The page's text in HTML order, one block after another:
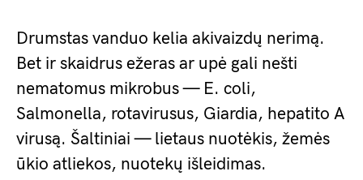
Drumstas vanduo kelia akivaizdų nerimą.
Bet ir skaidrus ežeras ar upė gali nešti
nematomus mikrobus — E. coli,
Salmonella, rotavirusus, Giardia, hepatito A
virusą. Šaltiniai — lietaus nuotėkis, žemės
ūkio atliekos, nuotekų išleidimas.